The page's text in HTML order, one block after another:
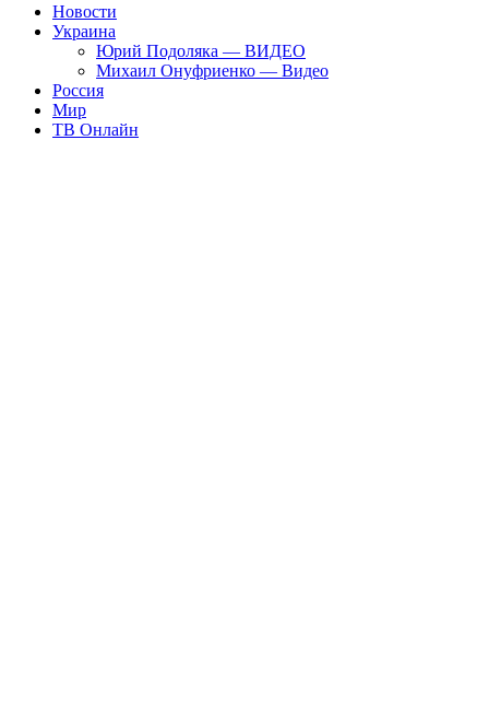
Новости
Украина
Юрий Подоляка — ВИДЕО
Михаил Онуфриенко — Видео
Россия
Мир
ТВ Онлайн